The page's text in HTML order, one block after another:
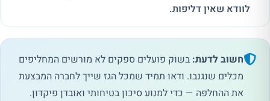
לוודא שאין דליפות.
חשוב לדעת: בשוק פועלים ספקים לא מורשים המחליפים
מכלים שנגנבו. ודאו תמיד שמכל הגז שייך לחברה המבצעת
את ההחלפה — כדי למנוע סיכון בטיחותי ואובדן פיקדון.